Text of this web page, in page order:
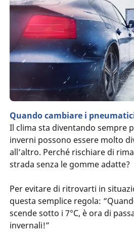
Quando cambiare i
Il clima sta diventando sempre
inverni possono essere molto
all’altro. Perché rischiare di
strada senza le gomme adatte?
Per evitare di ritrovarti in
questa semplice regola:
scende sotto i 7°C, è ora di
invernali!”